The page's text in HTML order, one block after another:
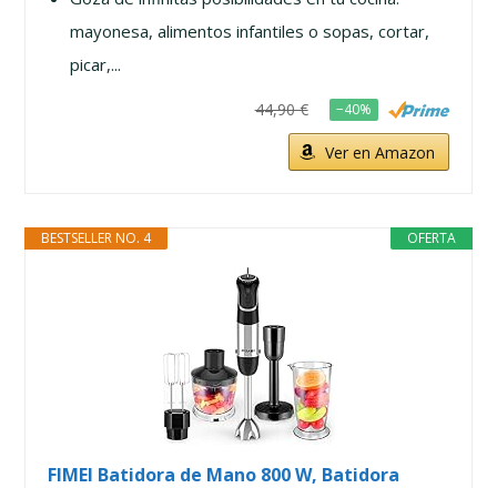
mayonesa, alimentos infantiles o sopas, cortar,
picar,...
44,90 € −40%
Ver en Amazon
OFERTA
BESTSELLER NO. 4
FIMEI Batidora de Mano 800 W, Batidora